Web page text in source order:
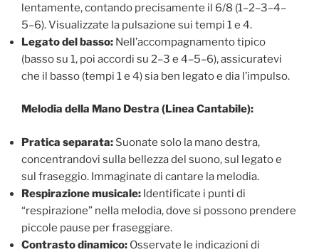
lentamente, contando precisamente il 6/8 (1–2–3–4–
5–6). Visualizzate la pulsazione sui tempi 1 e 4.
Legato del basso: Nell’accompagnamento tipico
(basso su 1, poi accordi su 2–3 e 4–5–6), assicuratevi
che il basso (tempi 1 e 4) sia ben legato e dia l’impulso.
Melodia della Mano Destra (Linea Cantabile):
Pratica separata: Suonate solo la mano destra,
concentrandovi sulla bellezza del suono, sul legato e
sul fraseggio. Immaginate di cantare la melodia.
Respirazione musicale: Identificate i punti di
“respirazione” nella melodia, dove si possono prendere
piccole pause per fraseggiare.
Contrasto dinamico: Osservate le indicazioni di